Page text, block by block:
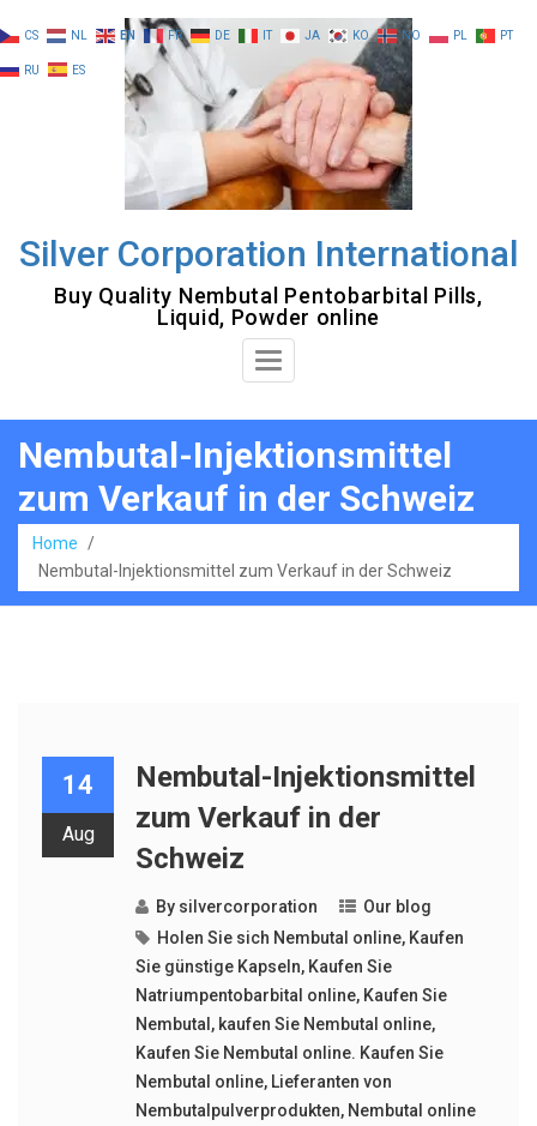
to
content
Silver Corporation International
Buy Quality Nembutal Pentobarbital Pills,
Liquid, Powder online
Toggle
Nembutal-Injektionsmittel
zum Verkauf in der Schweiz
Home
/
Nembutal-Injektionsmittel zum Verkauf in der Schweiz
14
Aug
Nembutal-Injektionsmittel
zum Verkauf in der
Schweiz
By silvercorporation
Our blog
Holen Sie sich Nembutal online, Kaufen
Sie günstige Kapseln, Kaufen Sie
Natriumpentobarbital online, Kaufen Sie
Nembutal , kaufen Sie Nembutal online,
Kaufen Sie Nembutal online. Kaufen Sie
Nembutal online, Lieferanten von
Nembutalpulverprodukten, Nembutal online
CS NL EN FR DE IT JA KO NO PL PT
RU ES